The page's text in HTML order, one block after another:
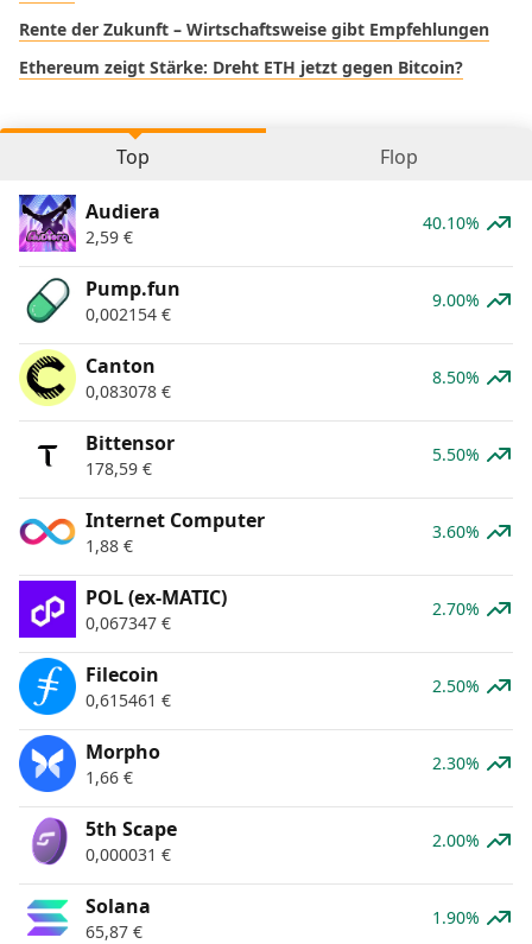
Rente der Zukunft – Wirtschaftsweise gibt Empfehlungen
Ethereum zeigt Stärke: Dreht ETH jetzt gegen Bitcoin?
Top Flop
Audiera
2,59 €
40.10%
Pump.fun
0,002154 €
9.00%
Canton
0,083078 €
8.50%
Bittensor
178,59 €
5.50%
Internet Computer
1,88 €
3.60%
POL (ex-MATIC)
0,067347 €
2.70%
Filecoin
0,615461 €
2.50%
Morpho
1,66 €
2.30%
5th Scape
0,000031 €
2.00%
Solana
65,87 €
1.90%